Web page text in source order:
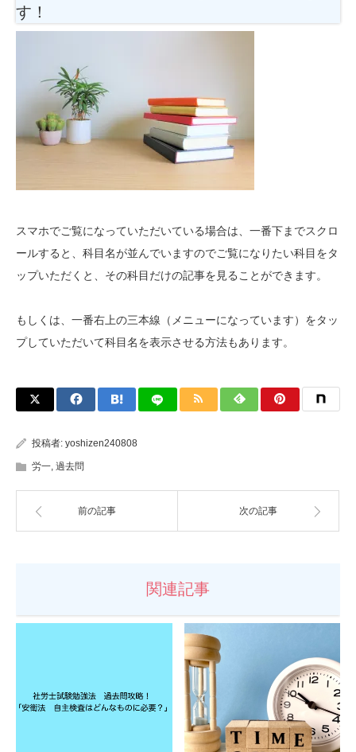
す！
スマホでご覧になっていただいている場合は、一番下までスクロ
ールすると、科目名が並んでいますのでご覧になりたい科目をタ
ップいただくと、その科目だけの記事を見ることができます。
もしくは、一番右上の三本線（メニューになっています）をタッ
プしていただいて科目名を表示させる方法もあります。
投稿者: yoshizen240808
労一, 過去問
前の記事 次の記事
関連記事